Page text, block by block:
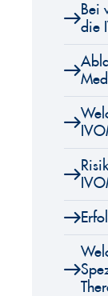
Bei
die